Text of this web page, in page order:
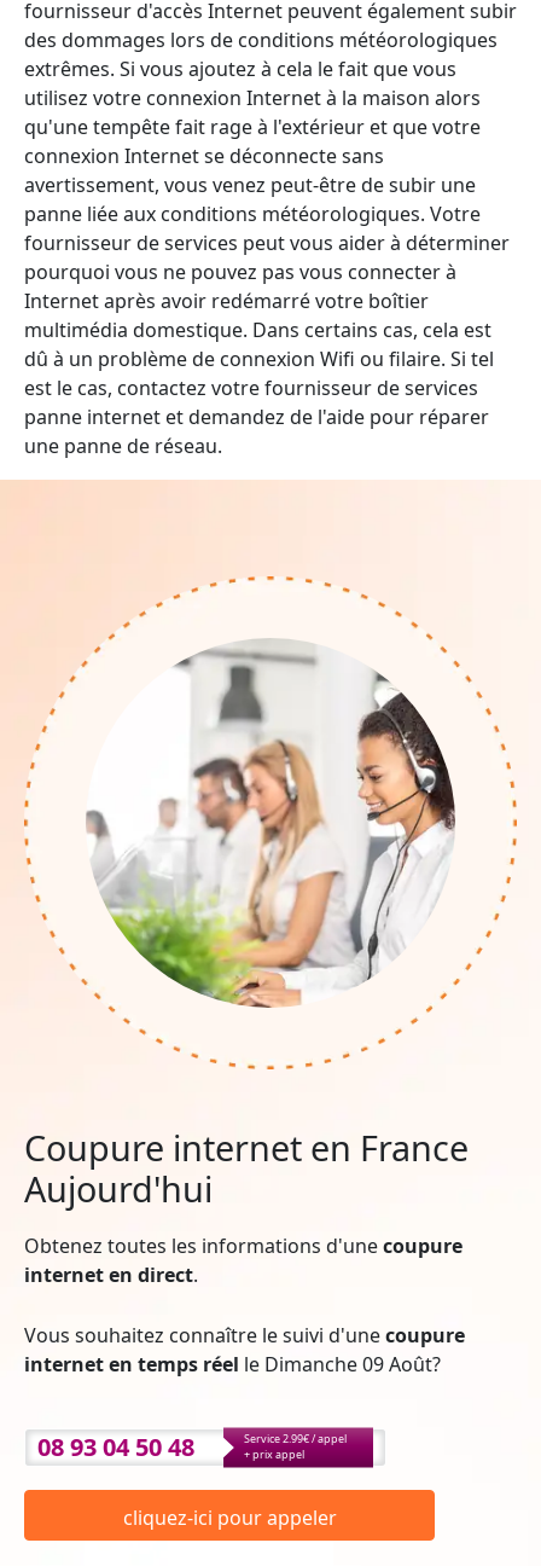
fournisseur d'accès Internet peuvent également subir
des dommages lors de conditions météorologiques
extrêmes. Si vous ajoutez à cela le fait que vous
utilisez votre connexion Internet à la maison alors
qu'une tempête fait rage à l'extérieur et que votre
connexion Internet se déconnecte sans
avertissement, vous venez peut-être de subir une
panne liée aux conditions météorologiques. Votre
fournisseur de services peut vous aider à déterminer
pourquoi vous ne pouvez pas vous connecter à
Internet après avoir redémarré votre boîtier
multimédia domestique. Dans certains cas, cela est
dû à un problème de connexion Wifi ou filaire. Si tel
est le cas, contactez votre fournisseur de services
panne internet et demandez de l'aide pour réparer
une panne de réseau.
Coupure internet en France
Aujourd'hui
Obtenez toutes les informations d'unecoupure
internet en direct.
Vous souhaitez connaître le suivi d'unecoupure
internet en temps réel le Dimanche 09 Août?
08 93 04 50 48
Service 2.99€ / appel
+ prix appel
cliquez-ici pour appeler